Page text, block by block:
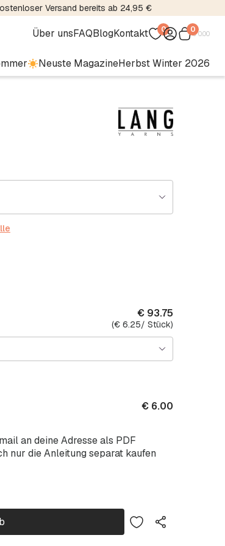
Versand bereits ab 24,95 €
Über unsFAQBlogKontakt 0 0€0.00
Neuste MagazineHerbst Winter 2026
€93.75
(€6.25/ Stück)
an deine Adresse als PDF
nur die Anleitung separat kaufen
€6.00